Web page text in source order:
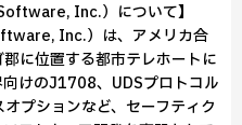
Inc.）について】
Inc.）は、アメリカ合
に位置する都市テレホートに
けのJ1708、UDSプロトコル
プションなど、セーフティク